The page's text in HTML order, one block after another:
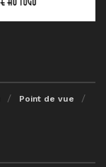
Point de vue